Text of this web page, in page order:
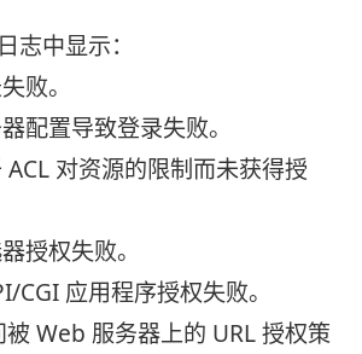
志中显示：
败。
配置导致登录失败。
对资源的限制而未获得授
授权失败。
CGI 应用程序授权失败。
Web 服务器上的 URL 授权策